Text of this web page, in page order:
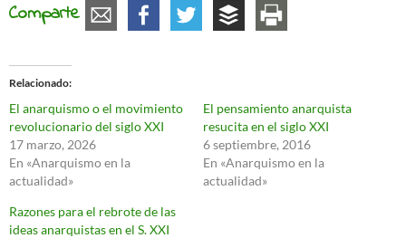
Comparte
Relacionado
El anarquismo o el movimiento
revolucionario del siglo XXI
17 marzo, 2026
En «Anarquismo en la
actualidad»
El pensamiento anarquista
resucita en el siglo XXI
6 septiembre, 2016
En «Anarquismo en la
actualidad»
Razones para el rebrote de las
ideas anarquistas en el S. XXI